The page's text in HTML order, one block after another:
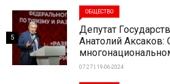
ОБЩЕСТВО
Депутат
Анатолий Аксаков:
07:27 | 19-06-2024
5